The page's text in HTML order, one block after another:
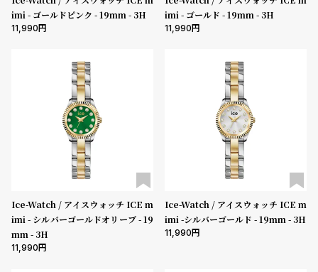
imi - ゴールドピンク - 19mm - 3H
11,990
imi - ゴールド - 19mm - 3H
11,990
Ice-Watch / アイスウォッチ ICE m
imi - シルバーゴールドオリーブ - 19
mm - 3H
11,990
Ice-Watch / アイスウォッチ ICE m
imi -シルバーゴールド - 19mm - 3H
11,990